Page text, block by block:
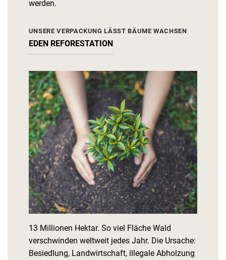
werden.
UNSERE VERPACKUNG LÄSST BÄUME WACHSEN
EDEN REFORESTATION
13 Millionen Hektar. So viel Fläche Wald
verschwinden weltweit jedes Jahr. Die Ursache:
Besiedlung, Landwirtschaft, illegale Abholzung